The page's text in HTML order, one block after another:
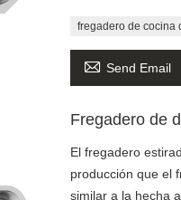
fregadero de cocina
 Send Email
Fregadero de
El fregadero
producción que el
similar a la hecha